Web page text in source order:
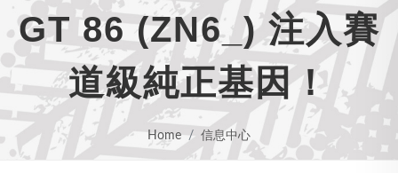
GT 86 (ZN6_) 注入賽
道級純正基因！
Home 信息中心